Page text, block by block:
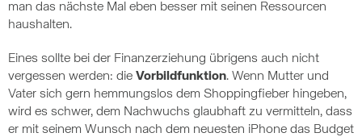
man das nächste Mal eben besser mit seinen Ressourcen
haushalten.
Eines sollte bei der Finanzerziehung übrigens auch nicht
vergessen werden: die Vorbildfunktion. Wenn Mutter und
Vater sich gern hemmungslos dem Shoppingfieber hingeben,
wird es schwer, dem Nachwuchs glaubhaft zu vermitteln, dass
er mit seinem Wunsch nach dem neuesten iPhone das Budget